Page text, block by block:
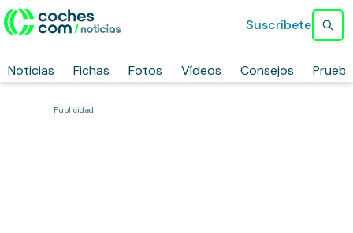
Noticias Fichas Fotos Vídeos Consejos
Suscríbete
Publicidad